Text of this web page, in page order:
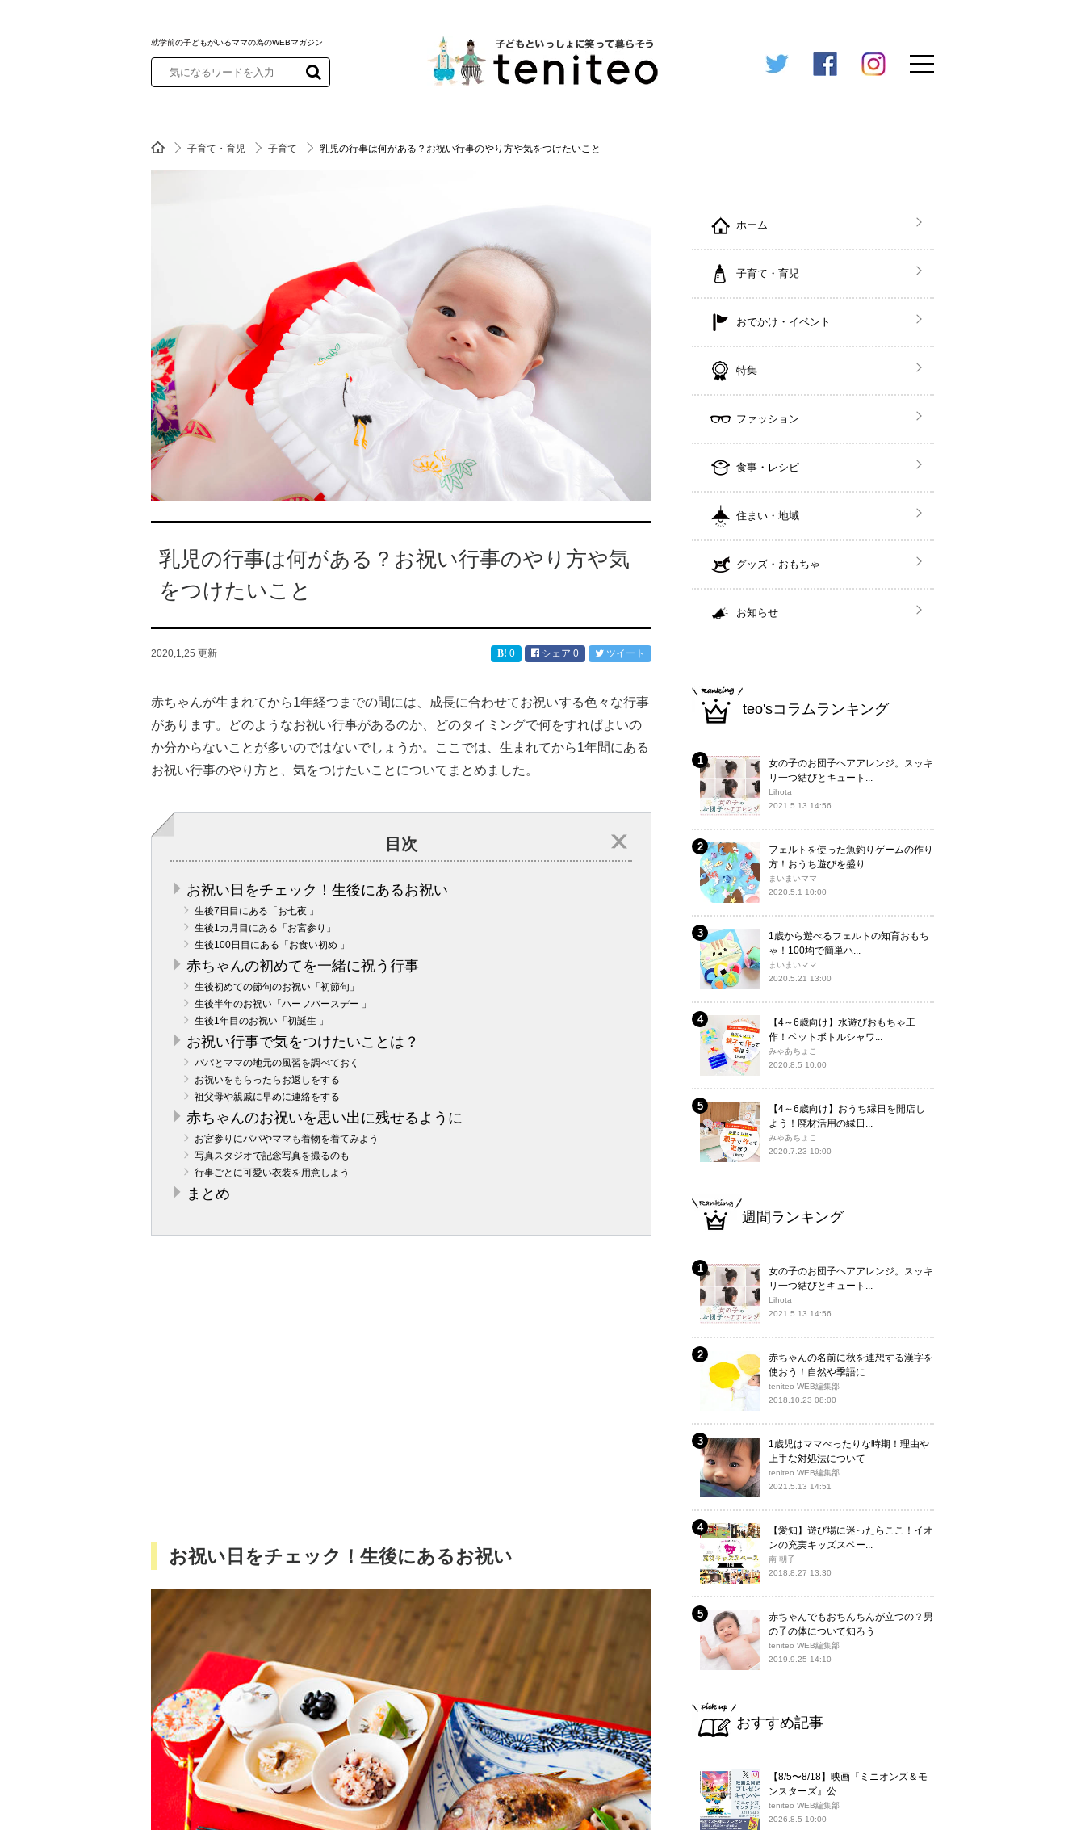
就学前の子どもがいるママの為のWEBマガジン
子育て・育児 子育て 乳児の行事は何がある？お祝い行事のやり方や気をつけたいこと
乳児の行事は何がある？お祝い行事のやり方や気
をつけたいこと
2020,1,25 更新 0 シェア 0 ツイート
赤ちゃんが生まれてから1年経つまでの間には、成長に合わせてお祝いする色々な行事
があります。どのようなお祝い行事があるのか、どのタイミングで何をすればよいの
か分からないことが多いのではないでしょうか。ここでは、生まれてから1年間にある
お祝い行事のやり方と、気をつけたいことについてまとめました。
目次
お祝い日をチェック！生後にあるお祝い
生後7日目にある「お七夜 」
生後1カ月目にある「お宮参り」
生後100日目にある「お食い初め 」
赤ちゃんの初めてを一緒に祝う行事
生後初めての節句のお祝い「初節句」
生後半年のお祝い「ハーフバースデー 」
生後1年目のお祝い「初誕生 」
お祝い行事で気をつけたいことは？
パパとママの地元の風習を調べておく
お祝いをもらったらお返しをする
祖父母や親戚に早めに連絡をする
赤ちゃんのお祝いを思い出に残せるように
お宮参りにパパやママも着物を着てみよう
写真スタジオで記念写真を撮るのも
行事ごとに可愛い衣装を用意しよう
まとめ
お祝い日をチェック！生後にあるお祝い
ホーム
子育て・育児
おでかけ・イベント
特集
ファッション
食事・レシピ
住まい・地域
グッズ・おもちゃ
お知らせ
teo'sコラムランキング
女の子のお団子ヘアアレンジ。スッキ
リ一つ結びとキュート...
Lihota
2021.5.13 14:56
フェルトを使った魚釣りゲームの作り
方！おうち遊びを盛り...
まいまいママ
2020.5.1 10:00
1歳から遊べるフェルトの知育おもち
ゃ！100均で簡単ハ...
まいまいママ
2020.5.21 13:00
【4～6歳向け】水遊びおもちゃ工
作！ペットボトルシャワ...
みゃあちょこ
2020.8.5 10:00
【4～6歳向け】おうち縁日を開店し
よう！廃材活用の縁日...
みゃあちょこ
2020.7.23 10:00
週間ランキング
女の子のお団子ヘアアレンジ。スッキ
リ一つ結びとキュート...
Lihota
2021.5.13 14:56
赤ちゃんの名前に秋を連想する漢字を
使おう！自然や季語に...
teniteo WEB編集部
2018.10.23 08:00
1歳児はママべったりな時期！理由や
上手な対処法について
teniteo WEB編集部
2021.5.13 14:51
【愛知】遊び場に迷ったらここ！イオ
ンの充実キッズスペー...
南 朝子
2018.8.27 13:30
赤ちゃんでもおちんちんが立つの？男
の子の体について知ろう
teniteo WEB編集部
2019.9.25 14:10
おすすめ記事
【8/5〜8/18】映画『ミニオンズ＆モ
ンスターズ』公...
teniteo WEB編集部
2026.8.5 10:00